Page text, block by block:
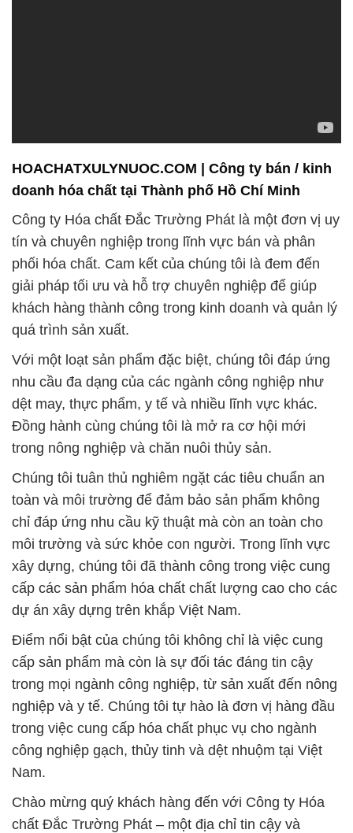
HOACHATXULYNUOC.COM | Công ty bán / kinh
doanh hóa chất tại Thành phố Hồ Chí Minh
Công ty Hóa chất Đắc Trường Phát là một đơn vị uy
tín và chuyên nghiệp trong lĩnh vực bán và phân
phối hóa chất. Cam kết của chúng tôi là đem đến
giải pháp tối ưu và hỗ trợ chuyên nghiệp để giúp
khách hàng thành công trong kinh doanh và quản lý
quá trình sản xuất.
Với một loạt sản phẩm đặc biệt, chúng tôi đáp ứng
nhu cầu đa dạng của các ngành công nghiệp như
dệt may, thực phẩm, y tế và nhiều lĩnh vực khác.
Đồng hành cùng chúng tôi là mở ra cơ hội mới
trong nông nghiệp và chăn nuôi thủy sản.
Chúng tôi tuân thủ nghiêm ngặt các tiêu chuẩn an
toàn và môi trường để đảm bảo sản phẩm không
chỉ đáp ứng nhu cầu kỹ thuật mà còn an toàn cho
môi trường và sức khỏe con người. Trong lĩnh vực
xây dựng, chúng tôi đã thành công trong việc cung
cấp các sản phẩm hóa chất chất lượng cao cho các
dự án xây dựng trên khắp Việt Nam.
Điểm nổi bật của chúng tôi không chỉ là việc cung
cấp sản phẩm mà còn là sự đối tác đáng tin cậy
trong mọi ngành công nghiệp, từ sản xuất đến nông
nghiệp và y tế. Chúng tôi tự hào là đơn vị hàng đầu
trong việc cung cấp hóa chất phục vụ cho ngành
công nghiệp gạch, thủy tinh và dệt nhuộm tại Việt
Nam.
Chào mừng quý khách hàng đến với Công ty Hóa
chất Đắc Trường Phát – một địa chỉ tin cậy và